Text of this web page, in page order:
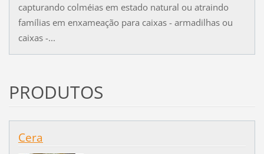
capturando colméias em estado natural ou atraindo
famílias em enxameação para caixas - armadilhas ou
caixas -...
PRODUTOS
Cera